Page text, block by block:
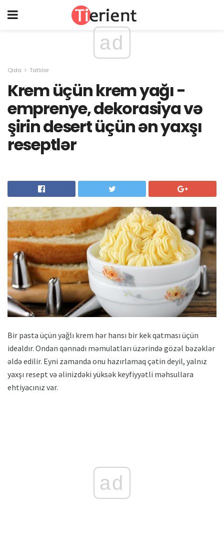
ad
Qida Tatlılar
Krem üçün krem ​​yağı -
emprenye, dekorasiya və
şirin desert üçün ən yaxşı
reseptlər
Bir pasta üçün yağlı krem ​​hər hansı bir kek qatması üçün
idealdır. Ondan qənnadı məmulatları üzərində gözəl bəzəklər
əldə edilir. Eyni zamanda onu hazırlamaq çətin deyil, yalnız
yaxşı resept və əlinizdəki yüksək keyfiyyətli məhsullara
ehtiyacınız var.
ad